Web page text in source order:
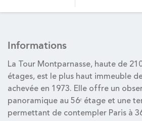
Informations
La Tour Montparnasse, haute de
étages, est le plus haut immeuble
achevée en 1973. Elle offre un
panoramique au 56ᵉ étage et une
permettant de contempler Paris à